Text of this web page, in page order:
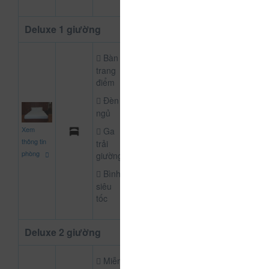
Deluxe 1 giường
Xem
thông tin
phòng
Bàn
trang
điểm
Đèn
ngủ
Ga
trải
giường
Bình
siêu
tốc
Deluxe 2 giường
Miễn